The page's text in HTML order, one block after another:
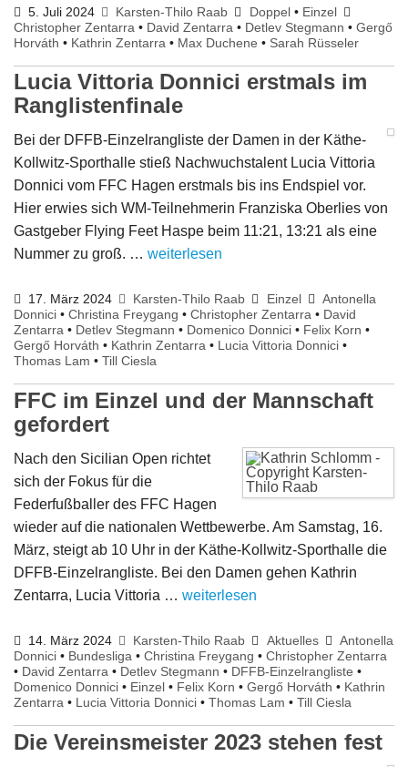
5. Juli 2024 Karsten-Thilo Raab Doppel• Einzel
Christopher Zentarra • David Zentarra • Detlev Stegmann • Gergő
Horváth • Kathrin Zentarra • Max Duchene • Sarah Rüsseler
Lucia Vittoria Donnici erstmals im
Ranglistenfinale
Bei der DFFB-Einzelrangliste der Damen in der Käthe-
Kollwitz-Sporthalle stieß Nachwuchstalent Lucia Vittoria
Donnici vom FFC Hagen erstmals bis ins Endspiel vor.
Hier erwies sich WM-Teilnehmerin Franziska Oberlies von
Gastgeber Flying Feet Haspe beim 11:21, 13:21 als eine
Nummer zu groß. … weiterlesen
17. März 2024 Karsten-Thilo Raab Einzel
Antonella
Donnici • Christina Freygang • Christopher Zentarra • David
Zentarra • Detlev Stegmann • Domenico Donnici • Felix Korn •
Gergő Horváth • Kathrin Zentarra • Lucia Vittoria Donnici •
Thomas Lam • Till Ciesla
FFC im Einzel und der Mannschaft
gefordert
Nach den Sicilian Open richtet
sich der Fokus für die
Federfußballer des FFC Hagen
wieder auf die nationalen Wettbewerbe. Am Samstag, 16.
März, steigt ab 10 Uhr in der Käthe-Kollwitz-Sporthalle die
DFFB-Einzelrangliste. Bei den Damen gehen Kathrin
Zentarra, Lucia Vittoria … weiterlesen
14. März 2024 Karsten-Thilo Raab Aktuelles
Antonella
Donnici • Bundesliga • Christina Freygang • Christopher Zentarra
• David Zentarra • Detlev Stegmann • DFFB-Einzelrangliste •
Domenico Donnici • Einzel • Felix Korn • Gergő Horváth • Kathrin
Zentarra • Lucia Vittoria Donnici • Thomas Lam • Till Ciesla
Die Vereinsmeister 2023 stehen fest